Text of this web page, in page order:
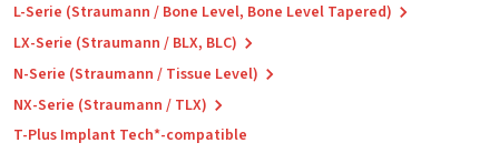
L-Serie (Straumann / Bone Level, Bone Level Tapered)
LX-Serie (Straumann / BLX, BLC)
N-Serie (Straumann / Tissue Level)
NX-Serie (Straumann / TLX)
T-Plus Implant Tech*-compatible